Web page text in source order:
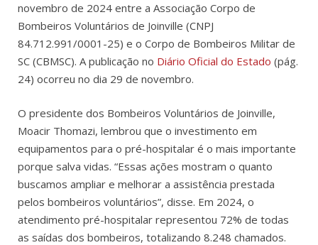
novembro de 2024 entre a Associação Corpo de
Bombeiros Voluntários de Joinville (CNPJ
84.712.991/0001-25) e o Corpo de Bombeiros Militar de
SC (CBMSC). A publicação no Diário Oficial do Estado (pág.
24) ocorreu no dia 29 de novembro.
O presidente dos Bombeiros Voluntários de Joinville,
Moacir Thomazi, lembrou que o investimento em
equipamentos para o pré-hospitalar é o mais importante
porque salva vidas. “Essas ações mostram o quanto
buscamos ampliar e melhorar a assistência prestada
pelos bombeiros voluntários”, disse. Em 2024, o
atendimento pré-hospitalar representou 72% de todas
as saídas dos bombeiros, totalizando 8.248 chamados.